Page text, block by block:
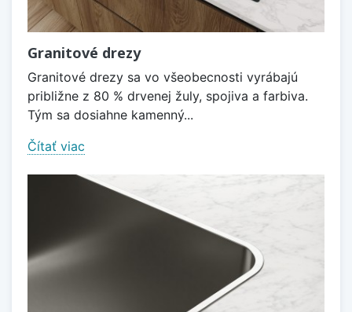
Granitové drezy
Granitové drezy sa vo všeobecnosti vyrábajú
približne z 80 % drvenej žuly, spojiva a farbiva.
Tým sa dosiahne kamenný...
Čítať viac